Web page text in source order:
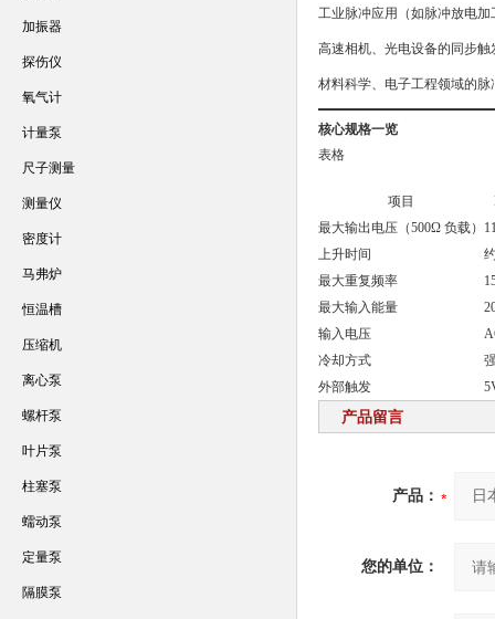
工业脉冲应用（如脉冲放电加
高速相机、光电设备的同步触
材料科学、电子工程领域的脉
核心规格一览
表格
项目
最大输出电压（500Ω 负载）
上升时间
最大重复频率
最大输入能量
输入电压
冷却方式
外部触发
产品留言
产品：
您的单位：
加振器
探伤仪
氧气计
计量泵
尺子测量
测量仪
密度计
马弗炉
恒温槽
压缩机
离心泵
螺杆泵
叶片泵
柱塞泵
蠕动泵
定量泵
隔膜泵